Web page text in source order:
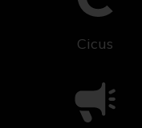
Cicus